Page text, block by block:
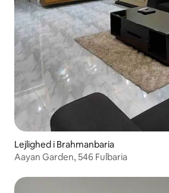
Lejlighed i Brahmanbaria
Aayan Garden, 546 Fulbaria